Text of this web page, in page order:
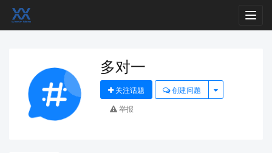
多对一
关注话题
创建问题
举报